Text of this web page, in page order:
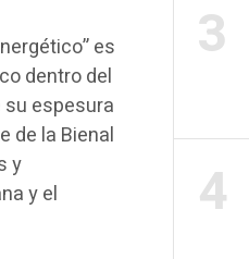
es
dentro del
su espesura
de la Bienal
y
y el
3
4